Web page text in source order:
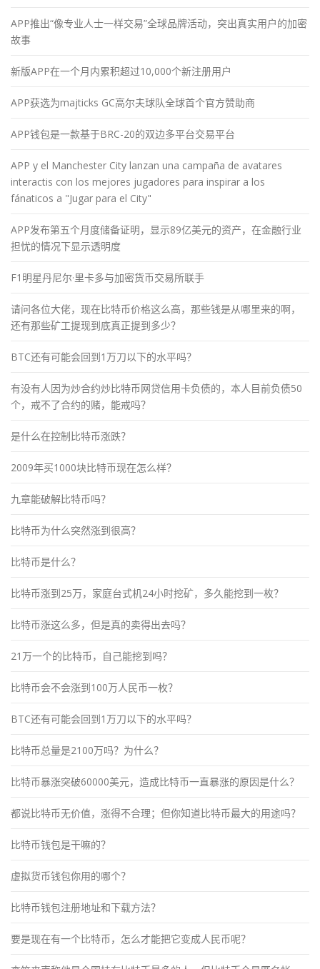
APP推出“像专业人士一样交易”全球品牌活动，突出真实用户的加密
故事
新版APP在一个月内累积超过10,000个新注册用户
APP获选为majticks GC高尔夫球队全球首个官方赞助商
APP钱包是一款基于BRC-20的双边多平台交易平台
APP y el Manchester City lanzan una campaña de avatares
interactis con los mejores jugadores para inspirar a los
fánaticos a "Jugar para el City"
APP发布第五个月度储备证明，显示89亿美元的资产，在金融行业
担忧的情况下显示透明度
F1明星丹尼尔·里卡多与加密货币交易所联手
请问各位大佬，现在比特币价格这么高，那些钱是从哪里来的啊，
还有那些矿工提现到底真正提到多少？
BTC还有可能会回到1万刀以下的水平吗？
有没有人因为炒合约炒比特币网贷信用卡负债的，本人目前负债50
个，戒不了合约的赌，能戒吗？
是什么在控制比特币涨跌？
2009年买1000块比特币现在怎么样？
九章能破解比特币吗？
比特币为什么突然涨到很高？
比特币是什么？
比特币涨到25万，家庭台式机24小时挖矿，多久能挖到一枚？
比特币涨这么多，但是真的卖得出去吗？
21万一个的比特币，自己能挖到吗？
比特币会不会涨到100万人民币一枚？
BTC还有可能会回到1万刀以下的水平吗？
比特币总量是2100万吗？为什么？
比特币暴涨突破60000美元，造成比特币一直暴涨的原因是什么？
都说比特币无价值，涨得不合理；但你知道比特币最大的用途吗？
比特币钱包是干嘛的？
虚拟货币钱包你用的哪个？
比特币钱包注册地址和下载方法？
要是现在有一个比特币，怎么才能把它变成人民币呢？